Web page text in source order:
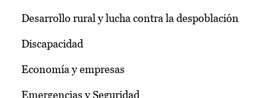
Desarrollo rural y lucha contra la despoblación
Discapacidad
Economía y empresas
Emergencias y Seguridad